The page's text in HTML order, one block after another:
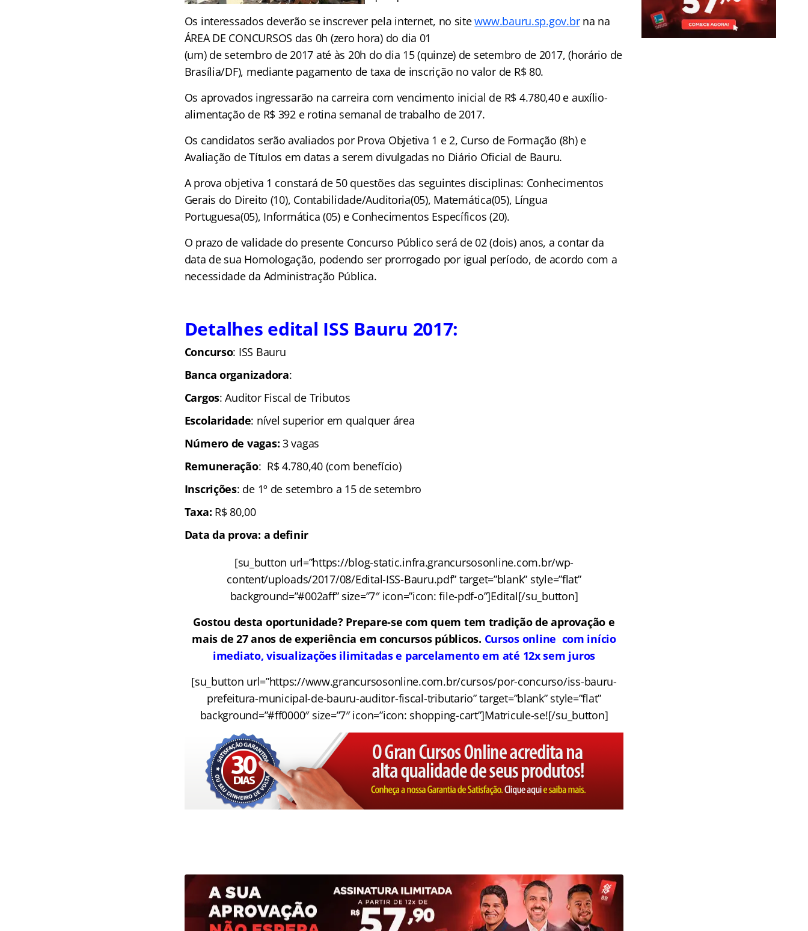
Os interessados deverão se inscrever pela internet, no sitewww.bauru.sp.gov.brna na
ÁREA DE CONCURSOS das 0h (zero hora) do dia 01
(um) de setembro de 2017 até às 20h do dia 15 (quinze) de setembro de 2017, (horário de
Brasília/DF), mediante pagamento de taxa de inscrição no valor de R$ 80.
Os aprovados ingressarão na carreira com vencimento inicial de R$ 4.780,40 e auxílio-
alimentação de R$ 392 e rotina semanal de trabalho de 2017.
Os candidatos serão avaliados por Prova Objetiva 1 e 2, Curso de Formação (8h) e
Avaliação de Títulos em datas a serem divulgadas no Diário Oficial de Bauru.
A prova objetiva 1 constará de 50 questões das seguintes disciplinas: Conhecimentos
Gerais do Direito (10), Contabilidade/Auditoria(05), Matemática(05), Língua
Portuguesa(05), Informática (05) e Conhecimentos Específicos (20).
O prazo de validade do presente Concurso Público será de 02 (dois) anos, a contar da
data de sua Homologação, podendo ser prorrogado por igual período, de acordo com a
necessidade da Administração Pública.
Detalhes edital ISS Bauru 2017:
Concurso: ISS Bauru
Banca organizadora:
Cargos: Auditor Fiscal de Tributos
Escolaridade: nível superior em qualquer área
Número de vagas: 3 vagas
Remuneração: R$ 4.780,40 (com benefício)
Inscrições: de 1º de setembro a 15 de setembro
Taxa: R$ 80,00
Data da prova: a definir
[su_button url=”https://blog-static.infra.grancursosonline.com.br/wp-
content/uploads/2017/08/Edital-ISS-Bauru.pdf” target=”blank” style=”flat”
background=”#002aff” size=”7″ icon=”icon: file-pdf-o”]Edital[/su_button]
Gostou desta oportunidade? Prepare-se com quem tem tradição de aprovação e
mais de 27 anos de experiência em concursos públicos. Cursos online com início
imediato, visualizações ilimitadas e parcelamento em até 12x sem juros
[su_button url=”https://www.grancursosonline.com.br/cursos/por-concurso/iss-bauru-
prefeitura-municipal-de-bauru-auditor-fiscal-tributario” target=”blank” style=”flat”
background=”#ff0000″ size=”7″ icon=”icon: shopping-cart”]Matricule-se![/su_button]